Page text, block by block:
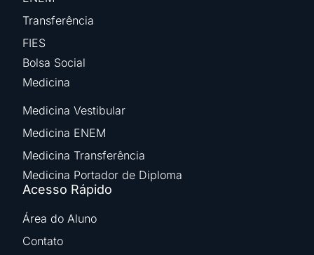
Transferência
FIES
Bolsa Social
Medicina
Medicina Vestibular
Medicina ENEM
Medicina Transferência
Medicina Portador de Diploma
Acesso Rápido
Área do Aluno
Contato